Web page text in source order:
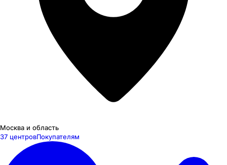
Москва и область
37 центровПокупателям